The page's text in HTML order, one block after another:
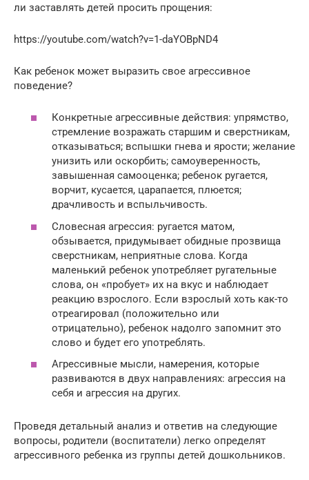
ли заставлять детей просить прощения:
https://youtube.com/watch?v=1-daYOBpND4
Как ребенок может выразить свое агрессивное
поведение?
Конкретные агрессивные действия: упрямство,
стремление возражать старшим и сверстникам,
отказываться; вспышки гнева и ярости; желание
унизить или оскорбить; самоуверенность,
завышенная самооценка; ребенок ругается,
ворчит, кусается, царапается, плюется;
драчливость и вспыльчивость.
Словесная агрессия: ругается матом,
обзывается, придумывает обидные прозвища
сверстникам, неприятные слова. Когда
маленький ребенок употребляет ругательные
слова, он «пробует» их на вкус и наблюдает
реакцию взрослого. Если взрослый хоть как-то
отреагировал (положительно или
отрицательно), ребенок надолго запомнит это
слово и будет его употреблять.
Агрессивные мысли, намерения, которые
развиваются в двух направлениях: агрессия на
себя и агрессия на других.
Проведя детальный анализ и ответив на следующие
вопросы, родители (воспитатели) легко определят
агрессивного ребенка из группы детей дошкольников.